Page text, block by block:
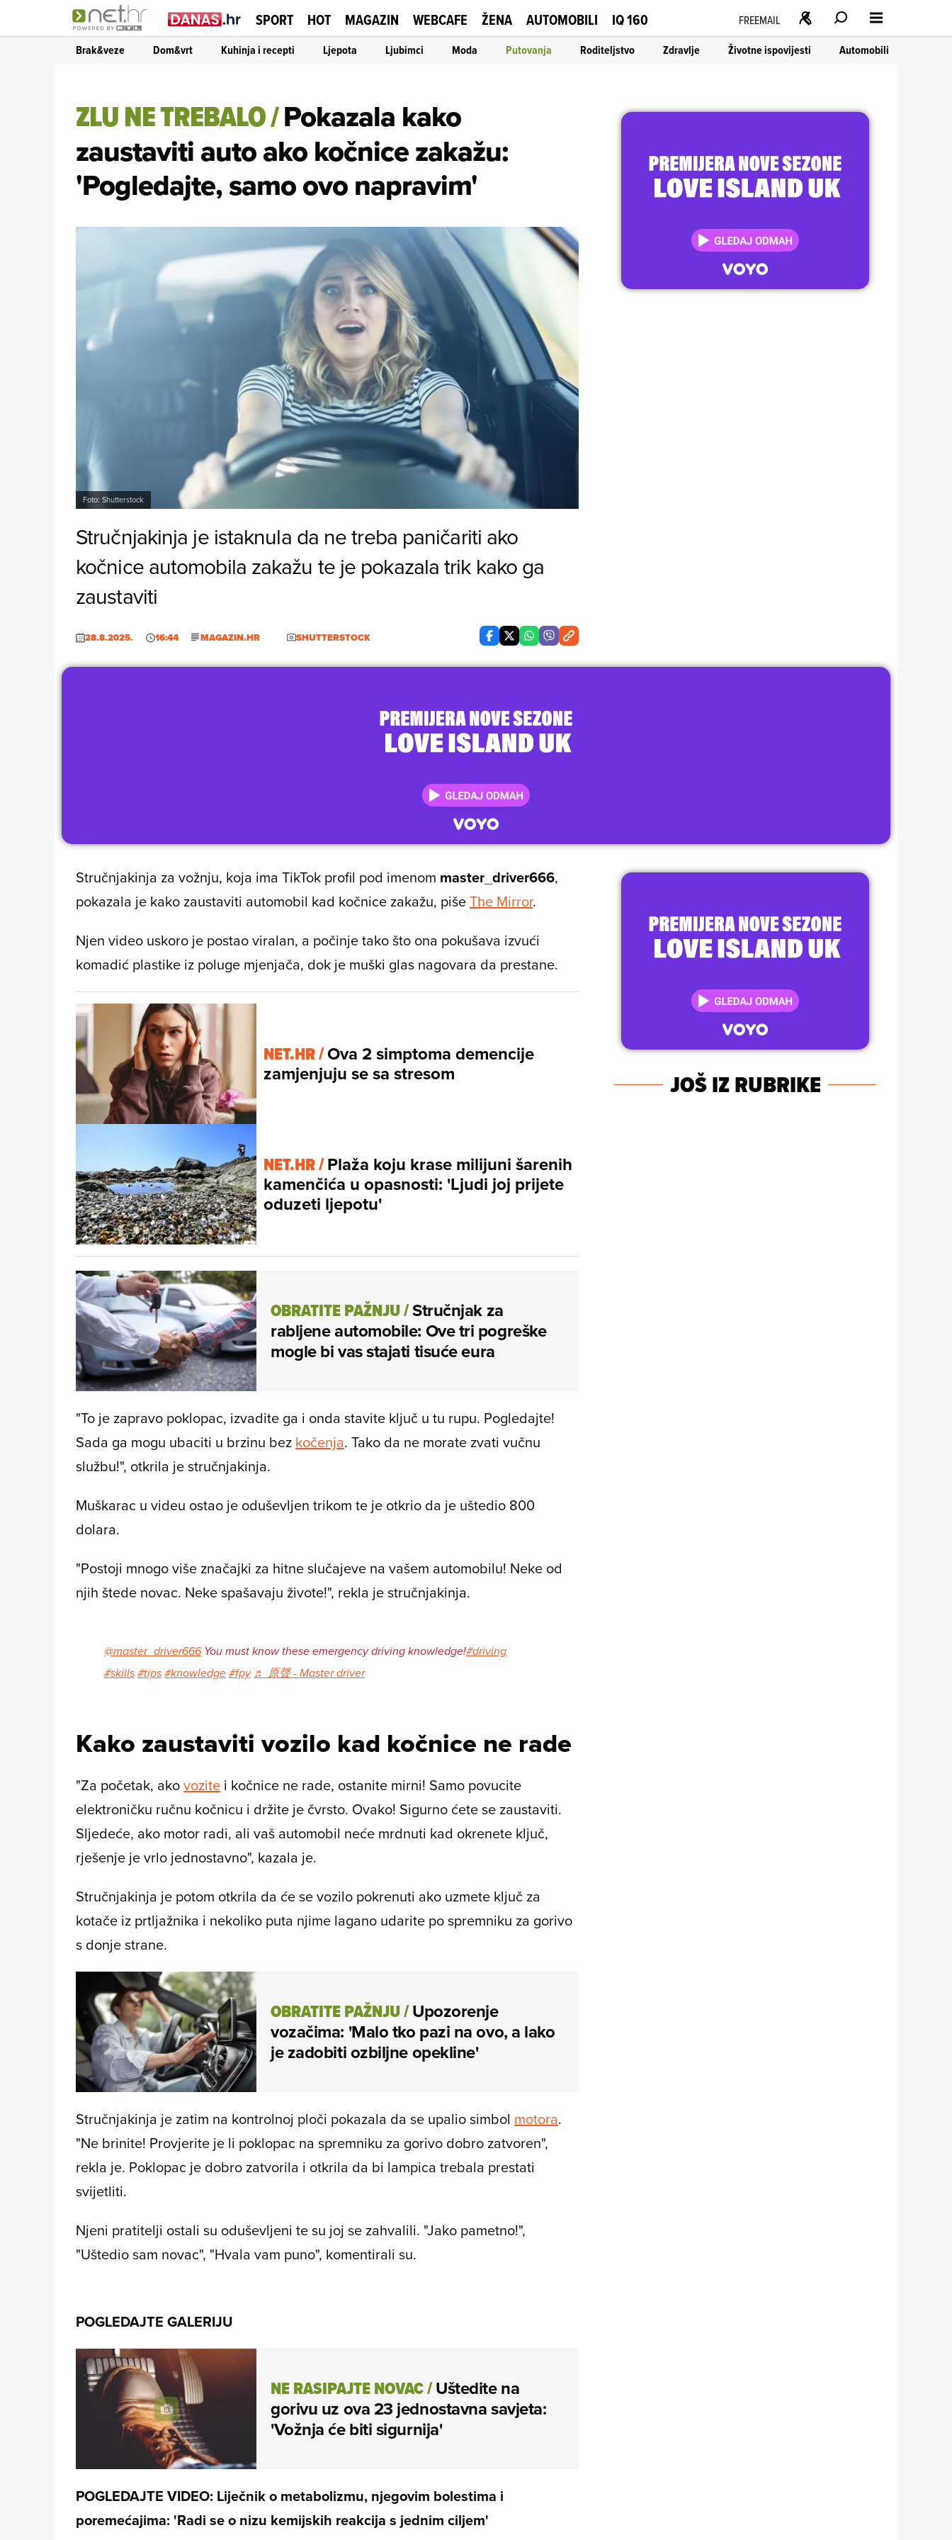
SPORT HOT MAGAZIN WEBCAFE ŽENA AUTOMOBILI IQ 160 FREEMAIL
Brak&veze Dom&vrt Kuhinja i recepti Ljepota Ljubimci Moda Putovanja Roditeljstvo Zdravlje Životne ispovijesti Automobili
ZLU NE TREBALO/Pokazala kako
zaustaviti auto ako kočnice zakažu:
'Pogledajte, samo ovo napravim'
Foto: Shutterstock
Stručnjakinja je istaknula da ne treba paničariti ako
kočnice automobila zakažu te je pokazala trik kako ga
zaustaviti
28.8.2025. 16:44 MAGAZIN.HR SHUTTERSTOCK
Stručnjakinja za vožnju, koja ima TikTok profil pod imenom master_driver666,
pokazala je kako zaustaviti automobil kad kočnice zakažu, pišeThe Mirror.
Njen video uskoro je postao viralan, a počinje tako što ona pokušava izvući
komadić plastike iz poluge mjenjača, dok je muški glas nagovara da prestane.
NET.HR /Ova 2 simptoma demencije
zamjenjuju se sa stresom
NET.HR /Plaža koju krase milijuni šarenih
kamenčića u opasnosti: 'Ljudi joj prijete
oduzeti ljepotu'
OBRATITE PAŽNJU/Stručnjak za
rabljene automobile: Ove tri pogreške
mogle bi vas stajati tisuće eura
"To je zapravo poklopac, izvadite ga i onda stavite ključ u tu rupu. Pogledajte!
Sada ga mogu ubaciti u brzinu bez kočenja. Tako da ne morate zvati vučnu
službu!", otkrila je stručnjakinja.
Muškarac u videu ostao je oduševljen trikom te je otkrio da je uštedio 800
dolara.
"Postoji mnogo više značajki za hitne slučajeve na vašem automobilu! Neke od
njih štede novac. Neke spašavaju živote!", rekla je stručnjakinja.
@master_driver666You must know these emergency driving knowledge!#driving
#skills#tips#knowledge#fpy ♬ 原聲 - Master driver
Kako zaustaviti vozilo kad kočnice ne rade
"Za početak, akovozite i kočnice ne rade, ostanite mirni! Samo povucite
elektroničku ručnu kočnicu i držite je čvrsto. Ovako! Sigurno ćete se zaustaviti.
Sljedeće, ako motor radi, ali vaš automobil neće mrdnuti kad okrenete ključ,
rješenje je vrlo jednostavno", kazala je.
Stručnjakinja je potom otkrila da će se vozilo pokrenuti ako uzmete ključ za
kotače iz prtljažnika i nekoliko puta njime lagano udarite po spremniku za gorivo
s donje strane.
OBRATITE PAŽNJU/Upozorenje
vozačima: 'Malo tko pazi na ovo, a lako
je zadobiti ozbiljne opekline'
Stručnjakinja je zatim na kontrolnoj ploči pokazala da se upalio simbol motora.
"Ne brinite! Provjerite je li poklopac na spremniku za gorivo dobro zatvoren",
rekla je. Poklopac je dobro zatvorila i otkrila da bi lampica trebala prestati
svijetliti.
Njeni pratitelji ostali su oduševljeni te su joj se zahvalili. "Jako pametno!",
"Uštedio sam novac", "Hvala vam puno", komentirali su.
POGLEDAJTE GALERIJU
NE RASIPAJTE NOVAC/Uštedite na
gorivu uz ova 23 jednostavna savjeta:
'Vožnja će biti sigurnija'
POGLEDAJTE VIDEO: Liječnik o metabolizmu, njegovim bolestima i
poremećajima: 'Radi se o nizu kemijskih reakcija s jednim ciljem'
JOŠ IZ RUBRIKE